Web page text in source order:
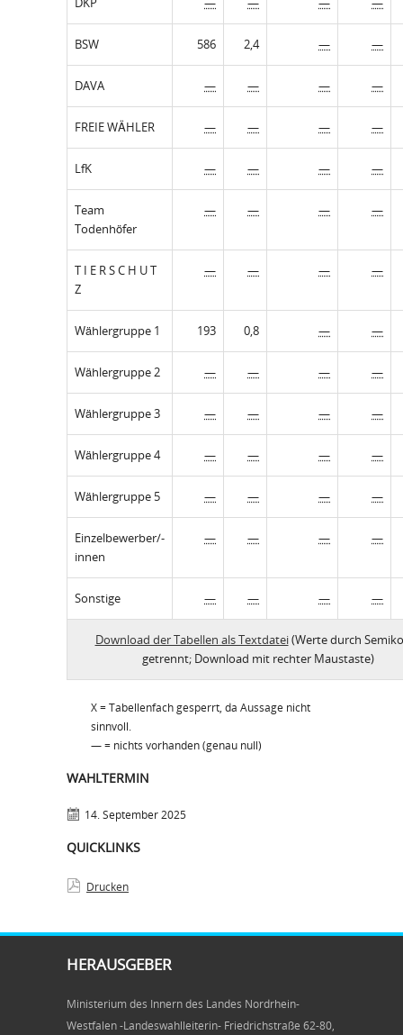
BSW 586 2,4 — —
DAVA — — — —
FREIE WÄHLER — — — —
LfK — — — —
Team
Todenhöfer
— — — —
T I E R S C H U T
Z
— — — —
Wählergruppe 1 193 0,8 — —
Wählergruppe 2 — — — —
Wählergruppe 3 — — — —
Wählergruppe 4 — — — —
Wählergruppe 5 — — — —
Einzelbewerber/-
innen
— — — —
Sonstige — — — —
Download der Tabellen als Textdatei(Werte durch
getrennt; Download mit rechter Maustaste)
X = Tabellenfach gesperrt, da Aussage nicht
sinnvoll.
— = nichts vorhanden (genau null)
WAHLTERMIN
14. September 2025
QUICKLINKS
Drucken
HERAUSGEBER
Ministerium des Innern des Landes Nordrhein-
Westfalen -Landeswahlleiterin- Friedrichstraße 62-80,